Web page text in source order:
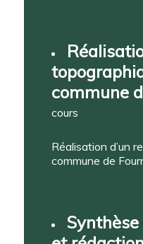
commune
cours
Réalisation d’un
commune de